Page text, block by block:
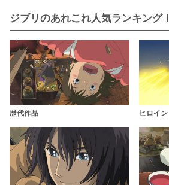
ジブリのあれこれ人気ランキング！
歴代作品 ヒロイン